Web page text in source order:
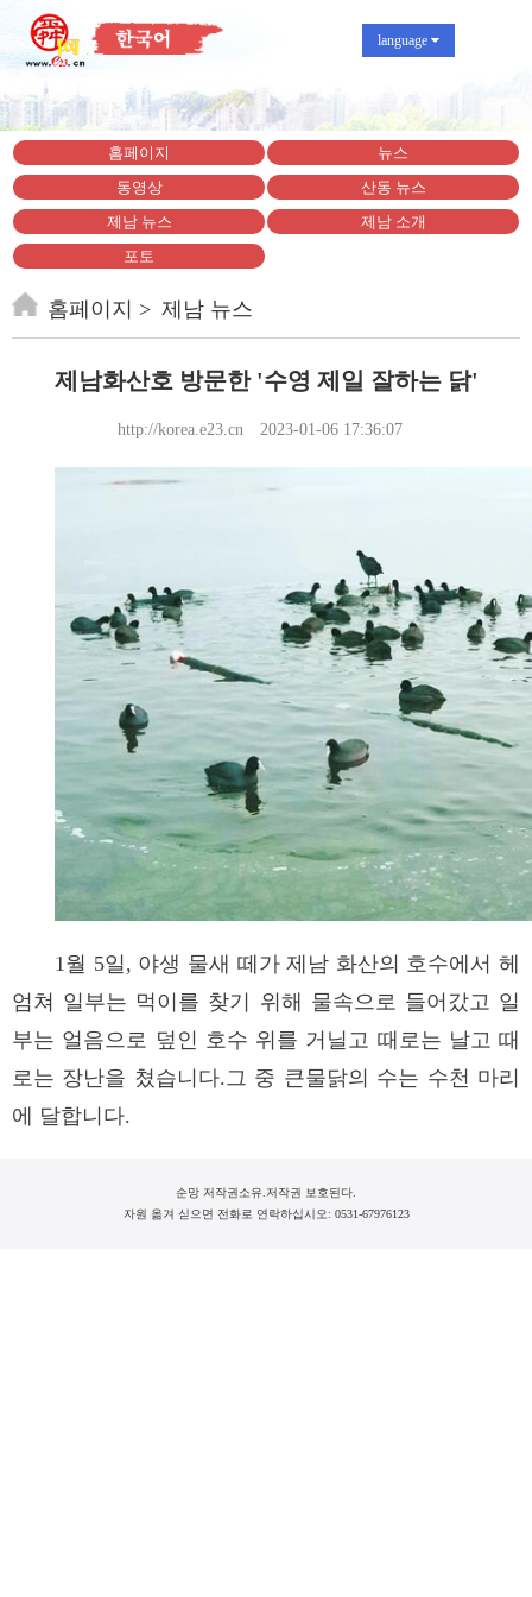
language
홈페이지
뉴스
동영상
산동 뉴스
제남 뉴스
제남 소개
포토
홈페이지 제남 뉴스
제남화산호 방문한 '수영 제일 잘하는 닭'
http://korea.e23.cn 2023-01-06 17:36:07
1월 5일, 야생 물새 떼가 제남 화산의 호수에서 헤
엄쳐 일부는 먹이를 찾기 위해 물속으로 들어갔고 일
부는 얼음으로 덮인 호수 위를 거닐고 때로는 날고 때
로는 장난을 쳤습니다.그 중 큰물닭의 수는 수천 마리
에 달합니다.
순망 저작권소유.저작권 보호된다.
자원 옮겨 싣으면 전화로 연락하십시오: 0531-67976123